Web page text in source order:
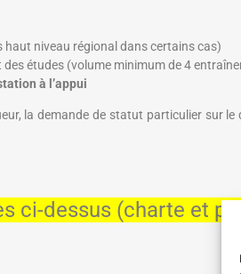
niveau régional dans certains cas)
études (volume minimum de 4
à l’appui
la demande de statut particulier sur le
ci-dessus (charte et